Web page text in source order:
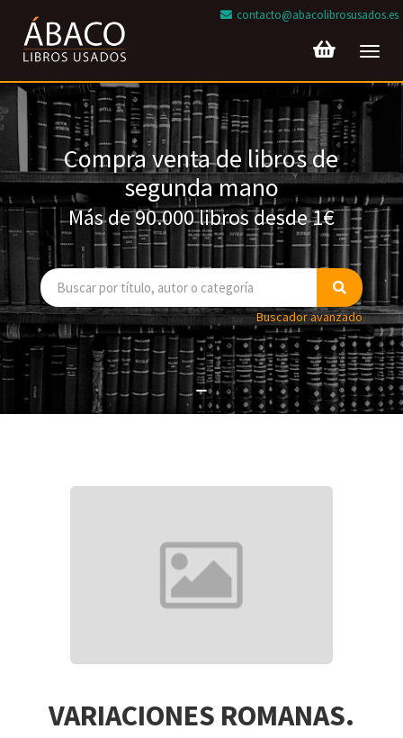
contacto@abacolibrosusados.es
Compra venta de libros de
segunda mano
Más de 90.000 libros desde 1€
Buscador avanzado
VARIACIONES ROMANAS.